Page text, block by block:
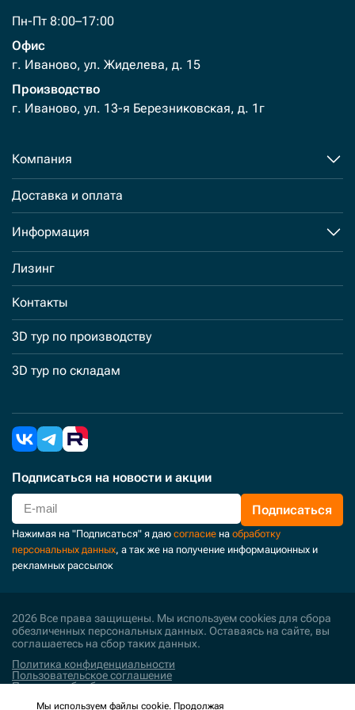
Пн-Пт 8:00–17:00
Офис
г. Иваново, ул. Жиделева, д. 15
Производство
г. Иваново, ул. 13-я Березниковская, д. 1г
Компания
Доставка и оплата
Информация
Лизинг
Контакты
3D тур по производству
3D тур по складам
Подписаться на новости и акции
Подписаться
Нажимая на "Подписаться" я даю согласие на обработку
персональных данных, а так же на получение информационных и
рекламных рассылок
2026 Все права защищены. Мы используем cookies для сбора
обезличенных персональных данных. Оставаясь на сайте, вы
соглашаетесь на сбор таких данных.
Политика конфиденциальности
Пользовательское соглашение
Политика обработки персональных данных
Мы используем файлы cookie. Продолжая